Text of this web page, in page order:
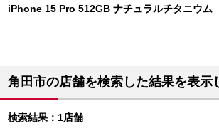
iPhone 15 Pro 512GB ナチュラルチタニウム
角田市の店舗を検索した結果を表示
検索結果：1店舗